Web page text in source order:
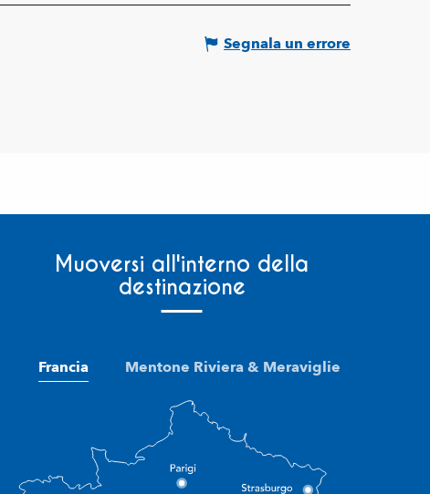
Segnala un errore
Muoversi all'interno della
destinazione
Francia Mentone Riviera & Meraviglie